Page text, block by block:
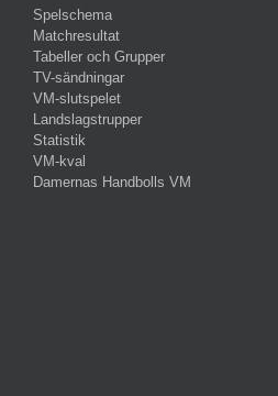
Spelschema
Matchresultat
Tabeller och Grupper
TV-sändningar
VM-slutspelet
Landslagstrupper
Statistik
VM-kval
Damernas Handbolls VM